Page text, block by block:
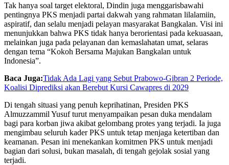
Tak hanya soal target elektoral, Dindin juga menggarisbawahi
pentingnya PKS menjadi partai dakwah yang rahmatan lilalamiin,
aspiratif, dan selalu menjadi pelayan masyarakat Bangkalan. Visi ini
menunjukkan bahwa PKS tidak hanya berorientasi pada kekuasaan,
melainkan juga pada pelayanan dan kemaslahatan umat, selaras
dengan tema “Kokoh Bersama Majukan Bangkalan untuk
Indonesia”.
Baca Juga:Tidak Ada Lagi yang Sebut Prabowo-Gibran 2 Periode,
Koalisi Diprediksi akan Berebut Kursi Cawapres di 2029
Di tengah situasi yang penuh keprihatinan, Presiden PKS
Almuzzammil Yusuf turut menyampaikan pesan duka mendalam
bagi para korban jiwa akibat gelombang protes yang terjadi. Ia juga
mengimbau seluruh kader PKS untuk tetap menjaga ketertiban dan
keamanan. Pesan ini menekankan komitmen PKS untuk menjadi
bagian dari solusi, bukan masalah, di tengah gejolak sosial yang
terjadi.